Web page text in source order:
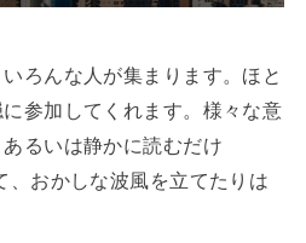
ろんな人が集まります。ほと
参加してくれます。様々な意
るいは静かに読むだけ
、おかしな波風を立てたりは